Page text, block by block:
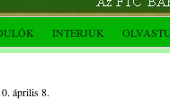
INTERJÚK
április 8.